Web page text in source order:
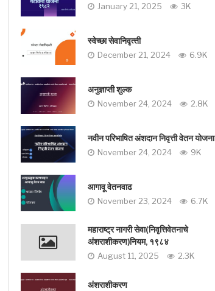
January 21, 2025 3K
स्‍वेच्‍छा सेवानिवृत्‍ती
December 21, 2024 6.9K
अनुज्ञाप्ती शुल्क
November 24, 2024 2.8K
नवीन परिभाषित अंशदान निवृत्ती वेतन योजना
November 24, 2024 9K
आगावू वेतनवाढ
November 23, 2024 6.7K
महाराष्ट्र नागरी सेवा(निवृत्तिवेतनाचे
अंशराशीकरण)नियम, १९८४
August 11, 2025 2.3K
अंशराशीकरण